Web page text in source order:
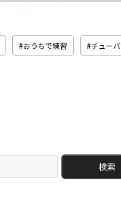
おうちで練習 チューバ
検索